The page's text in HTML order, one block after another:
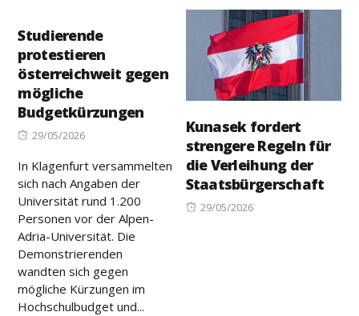
Studierende
protestieren
österreichweit gegen
mögliche
Budgetkürzungen
Posted
29/05/2026
In Klagenfurt versammelten
sich nach Angaben der
Universität rund 1.200
Personen vor der Alpen-
Adria-Universität. Die
Demonstrierenden
wandten sich gegen
mögliche Kürzungen im
Hochschulbudget und...
Kunasek fordert
strengere Regeln für
die Verleihung der
Staatsbürgerschaft
Posted
29/05/2026